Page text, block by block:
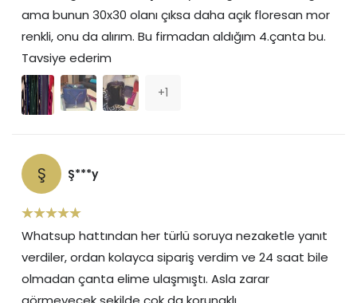
ama bunun 30x30 olanı çıksa daha açık floresan mor
renkli, onu da alırım. Bu firmadan aldığım 4.çanta bu.
Tavsiye ederim
+1
Ş Ş***y
Whatsup hattından her türlü soruya nezaketle yanıt
verdiler, ordan kolayca sipariş verdim ve 24 saat bile
olmadan çanta elime ulaşmıştı. Asla zarar